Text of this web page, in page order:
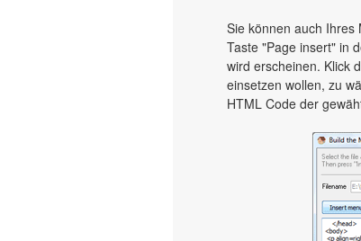
Sie können auch Ihres
Taste "Page insert" in
wird erscheinen. Klick
einsetzen wollen, zu
HTML Code der